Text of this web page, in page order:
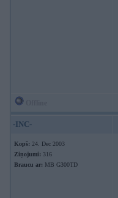
-INC-
Kopš: 24. Dec 2003
Ziņojumi: 316
Braucu ar: MB G300TD